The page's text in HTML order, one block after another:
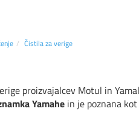
Čistila za verige
proizvajalcev Motul in
Yamahein je poznana kot